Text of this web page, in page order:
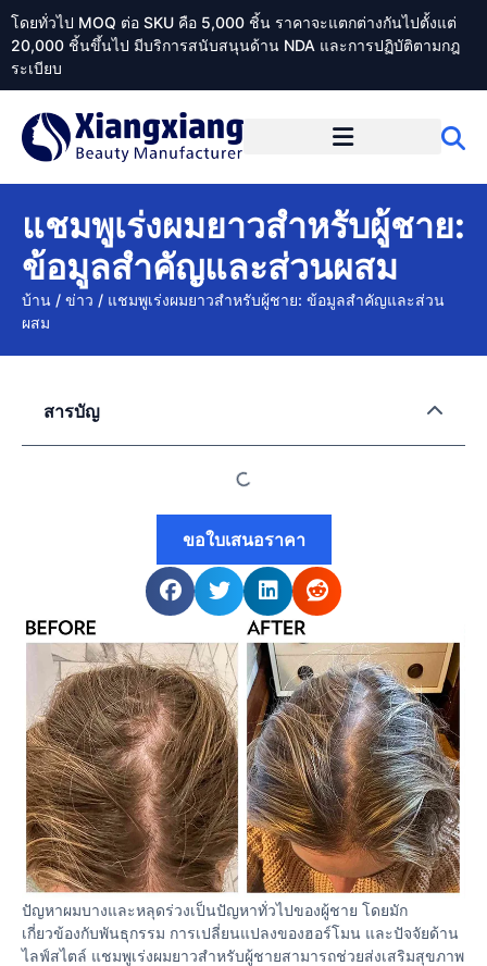
โดยทั่วไป MOQ ต่อ SKU คือ 5,000 ชิ้น ราคาจะแตกต่างกันไปตั้งแต่
20,000 ชิ้นขึ้นไป มีบริการสนับสนุนด้าน NDA และการปฏิบัติตามกฎ
ระเบียบ
แชมพูเร่งผมยาวสำหรับผู้ชาย:
ข้อมูลสำคัญและส่วนผสม
บ้าน / ข่าว / แชมพูเร่งผมยาวสำหรับผู้ชาย: ข้อมูลสำคัญและส่วน
ผสม
ปัญหาผมบางและหลุดร่วงเป็นปัญหาทั่วไปของผู้ชาย โดยมัก
เกี่ยวข้องกับพันธุกรรม การเปลี่ยนแปลงของฮอร์โมน และปัจจัยด้าน
ไลฟ์สไตล์ แชมพูเร่งผมยาวสำหรับผู้ชายสามารถช่วยส่งเสริมสุขภาพ
สารบัญ
ขอใบเสนอราคา